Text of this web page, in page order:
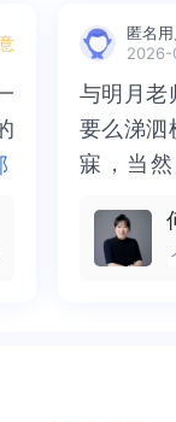
络热词。错失
演变为持续的心
们可能还要提到
自身行为有掌
匿名
2026-
与明月老
要么涕泗
寐，当
来，觉
再困于
与明月老
要么涕泗
寐，当然
不必再
梏，更